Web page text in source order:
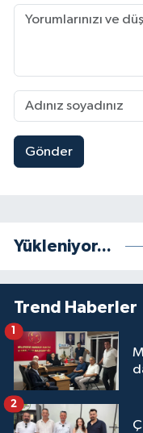
Gönder
Yükleniyor...
Trend Haberler
2